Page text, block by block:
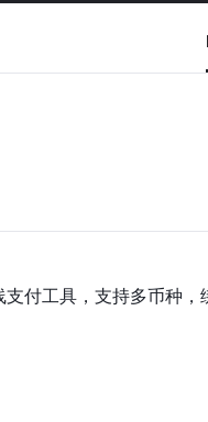
付工具，支持多币种，